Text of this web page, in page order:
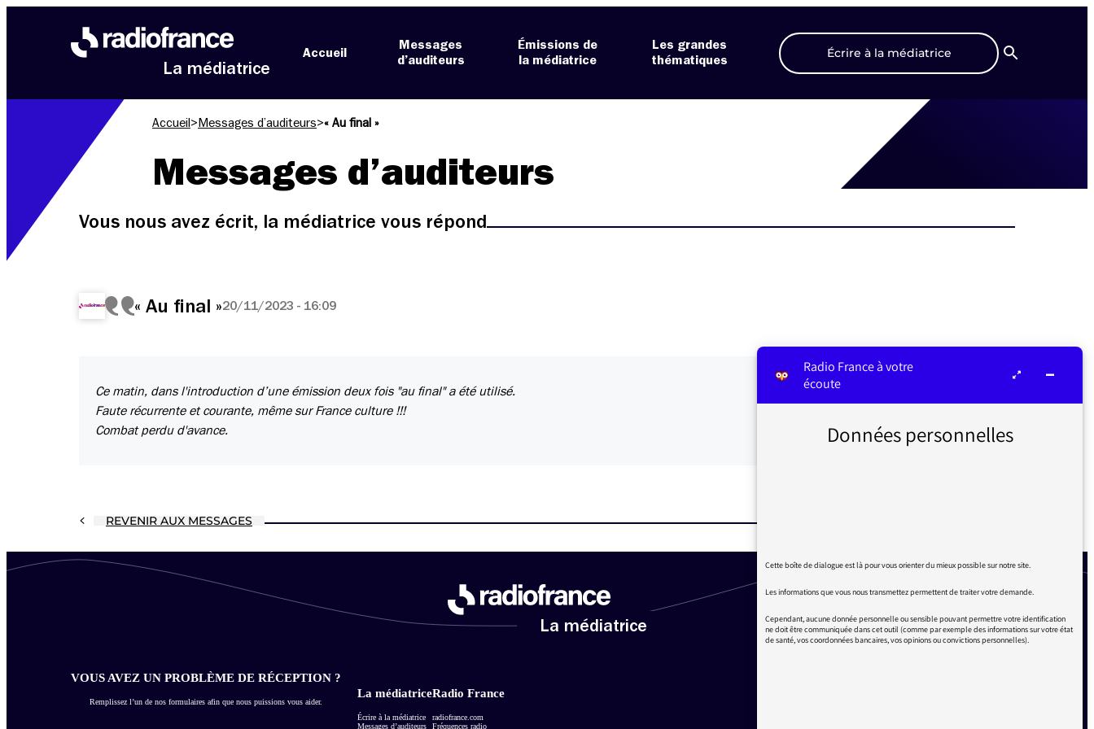
La médiatrice
Accueil
Messages
d’auditeurs
Émissions de
la médiatrice
Les grandes
thématiques
Écrire à la médiatrice
Recherche
Accueil > Messages d’auditeurs>« Au final »
Messages d’auditeurs
Vous nous avez écrit, la médiatrice vous répond
« Au final »20/11/2023 - 16:09
Ce matin, dans l'introduction d’une émission deux fois "au final" a été utilisé.
Faute récurrente et courante, même sur France culture !!!
Combat perdu d'avance.
REVENIR AUX MESSAGES
La médiatrice
VOUS AVEZ UN PROBLÈME DE RÉCEPTION ?
Remplissez l’un de nos formulaires afin que nous puissions vous aider.
La médiatrice
Écrire à la médiatrice
Messages d’auditeurs
Radio France
radiofrance.com
Fréquences radio
Radio France à votre
écoute
Données personnelles
Cette boîte de dialogue est là pour vous orienter du mieux possible sur notre site.
Les informations que vous nous transmettez permettent de traiter votre demande.
Cependant, aucune donnée personnelle ou sensible pouvant permettre votre identification
ne doit être communiquée dans cet outil (comme par exemple des informations sur votre état
de santé, vos coordonnées bancaires, vos opinions ou convictions personnelles).